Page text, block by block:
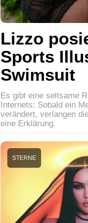
Lizzo
Sports
Swimsuit
Es gibt eine seltsame
Internets: Sobald ein
verändert, verlangen
eine Erklärung.
STERNE